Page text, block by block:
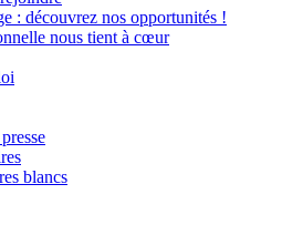
: découvrez nos opportunités !
nous tient à cœur
blancs